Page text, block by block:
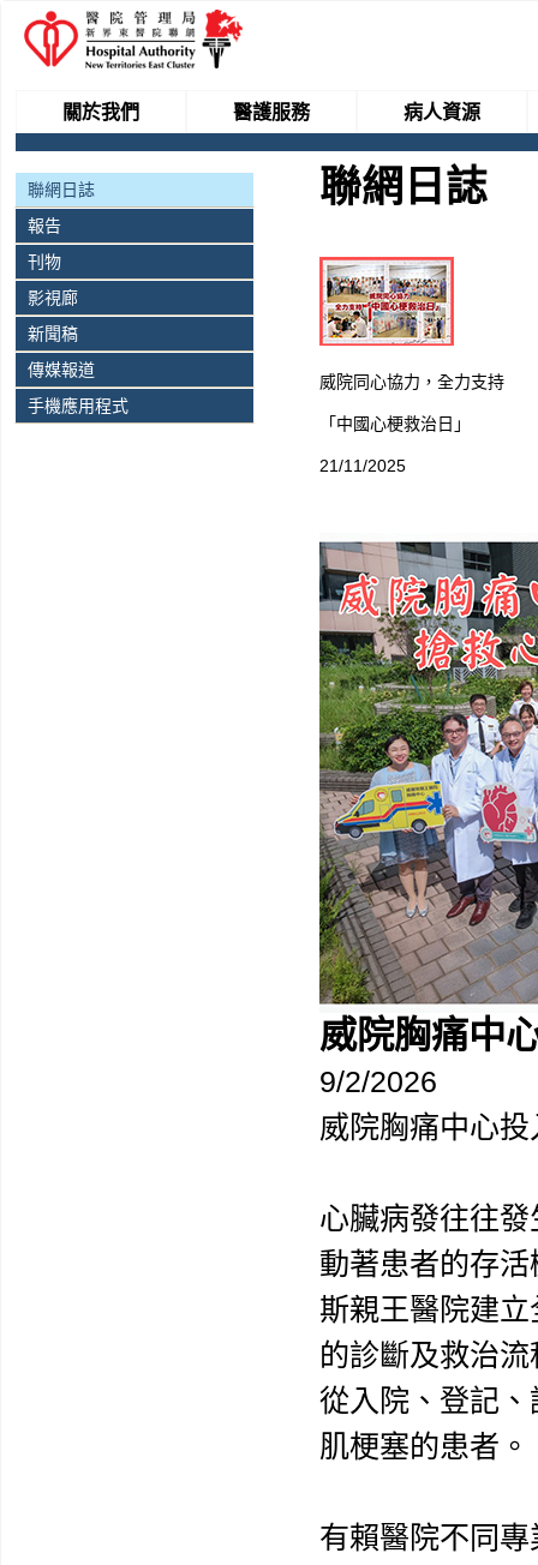
關於我們 醫護服務 病人資源
聯網日誌
報告
刊物
影視廊
新聞稿
傳媒報道
手機應用程式
聯網日誌
威院同心協力，全力支持
「中國心梗救治日」
21/11/2025
威院胸痛中
9/2/2026
威院胸痛中心
心臟病發往往
動著患者的存
斯親王醫院建
的診斷及救治
從入院、登記
肌梗塞的患者。
有賴醫院不同